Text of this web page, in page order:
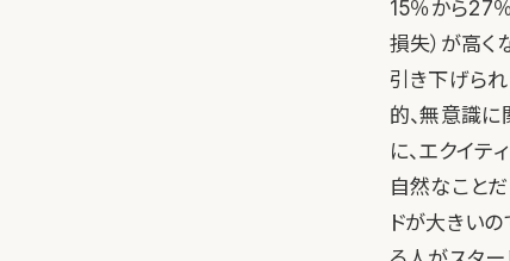
15％から27
損失）が高
引き下げられ
的、無意識
に、エクイ
自然なこと
ドが大きい